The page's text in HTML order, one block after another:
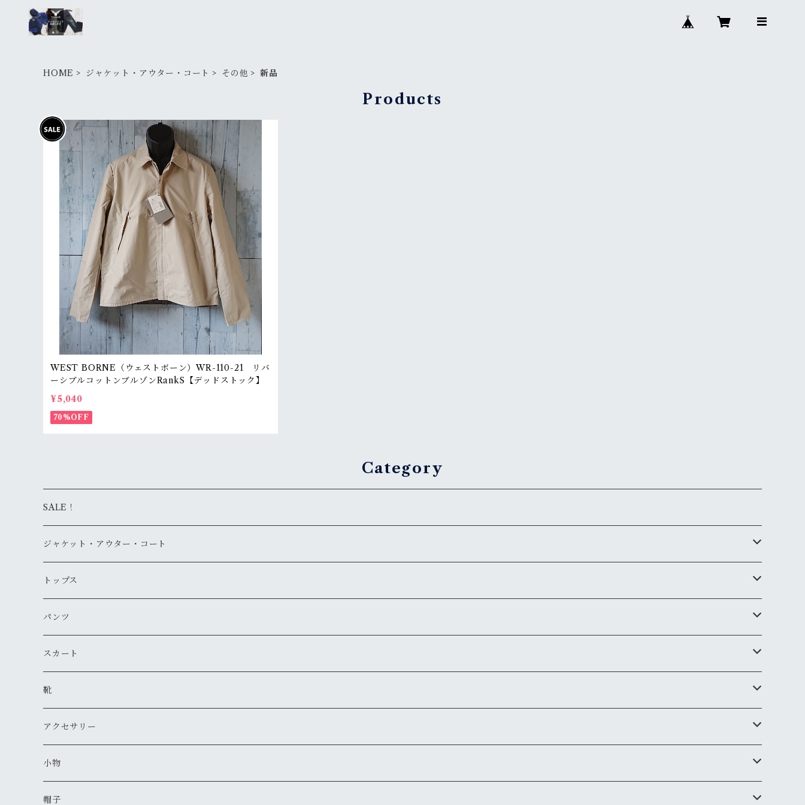
HOME ジャケット・アウター・コート その他 新品
Products
WEST BORNE（ウェストボーン）WR-110-21 リバ
ーシブルコットンブルゾンRankS【デッドストック】
¥5,040
70%OFF
Category
SALE！
ジャケット・アウター・コート
デニムジャケット
古着
新品
レザージャケット
古着
新品
ミリタリージャケット
古着
新品
ダウンジャケット
古着
新品
スタジアムジャンバー
古着
新品
ワークジャケット
古着
コート
トップス
ニット・セーター
古着
新品
カーディガン
Tシャツ・カットソー（半袖・袖無し）
古着
新品
Tシャツ・カットソー（長袖・７分）
新品
古着
ポロシャツ
新品
シャツ（半袖）
パンツ
デニム・ジーンズ
古着
新品
ワークパンツ
新品
古着
ミリタリー・カーゴパンツ
新品
古着
チノパン
古着
ショートパンツ
スカート
古着
靴
スニーカー
ブーツ
古着
サンダル
アクセサリー
ネックレス
ブレスレット
小物
財布
帽子